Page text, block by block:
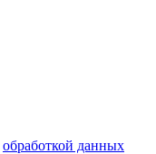
обработкой данных